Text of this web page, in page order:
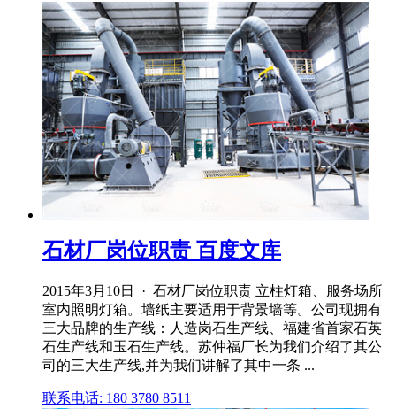
石材厂岗位职责 百度文库
2015年3月10日 · 石材厂岗位职责 立柱灯箱、服务场所
室内照明灯箱。墙纸主要适用于背景墙等。公司现拥有
三大品牌的生产线：人造岗石生产线、福建省首家石英
石生产线和玉石生产线。苏仲福厂长为我们介绍了其公
司的三大生产线,并为我们讲解了其中一条 ...
联系电话: 180 3780 8511